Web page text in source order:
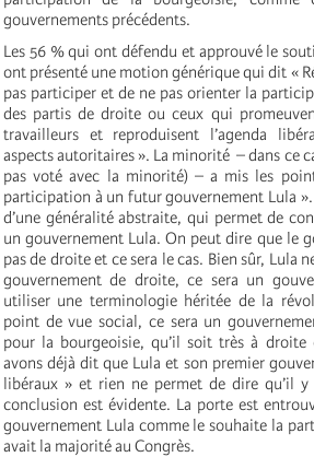
gouvernements précédents.
Les 56 % qui ont défendu et approuvé le
ont présenté une motion générique qui dit «
pas participer et de ne pas orienter la
des partis de droite ou ceux qui
travailleurs et reproduisent l’agenda
aspects autoritaires ». La minorité – dans ce
pas voté avec la minorité) – a mis les
participation à un futur gouvernement Lula
d’une généralité abstraite, qui permet de
un gouvernement Lula. On peut dire que le
pas de droite et ce sera le cas. Bien sûr, Lula
gouvernement de droite, ce sera un
utiliser une terminologie héritée de la
point de vue social, ce sera un
pour la bourgeoisie, qu’il soit très à
avons déjà dit que Lula et son premier
libéraux » et rien ne permet de dire qu’il
conclusion est évidente. La porte est
gouvernement Lula comme le souhaite la
avait la majorité au Congrès.